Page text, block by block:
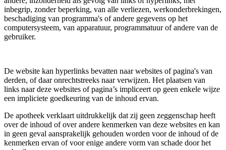
inbegrip, zonder beperking, van alle verliezen, werkonderbrekingen,
beschadiging van programma's of andere gegevens op het
computersysteem, van apparatuur, programmatuur of andere van de
gebruiker.
De website kan hyperlinks bevatten naar websites of pagina's van
derden, of daar onrechtstreeks naar verwijzen. Het plaatsen van
links naar deze websites of pagina’s impliceert op geen enkele wijze
een impliciete goedkeuring van de inhoud ervan.
De apotheek verklaart uitdrukkelijk dat zij geen zeggenschap heeft
over de inhoud of over andere kenmerken van deze websites en kan
in geen geval aansprakelijk gehouden worden voor de inhoud of de
kenmerken ervan of voor enige andere vorm van schade door het